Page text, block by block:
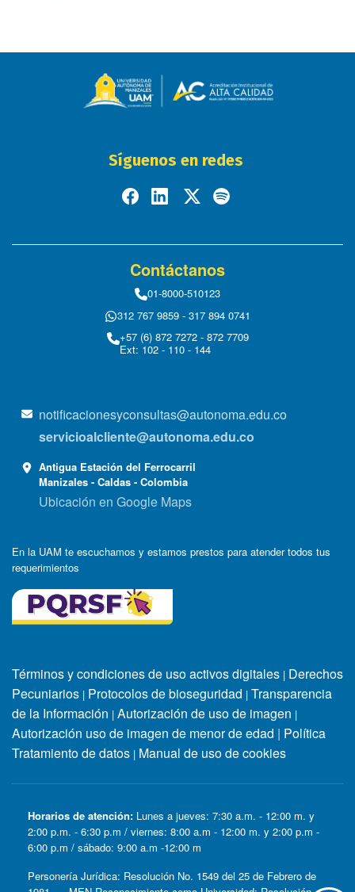
Síguenos en redes
Contáctanos
01-8000-510123
312 767 9859 - 317 894 0741
+57 (6) 872 7272 - 872 7709
Ext: 102 - 110 - 144
notificacionesyconsultas@autonoma.edu.co
servicioalcliente@autonoma.edu.co
Antigua Estación del Ferrocarril
Manizales - Caldas - Colombia
Ubicación en Google Maps
En la UAM te escuchamos y estamos prestos para atender todos tus
requerimientos
Términos y condiciones de uso activos digitales | Derechos
Pecuniarios | Protocolos de bioseguridad | Transparencia
de la Información | Autorización de uso de imagen |
Autorización uso de imagen de menor de edad | Política
Tratamiento de datos | Manual de uso de cookies
Horarios de atención: Lunes a jueves: 7:30 a.m. - 12:00 m. y
2:00 p.m. - 6:30 p.m / viernes: 8:00 a.m - 12:00 m. y 2:00 p.m -
6:00 p.m / sábado: 9:00 a.m -12:00 m
Personería Jurídica: Resolución No. 1549 del 25 de Febrero de